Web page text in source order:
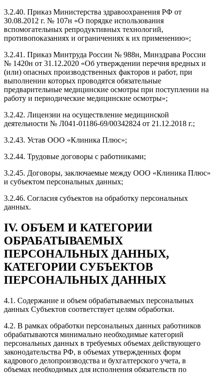
3.2.40. Приказ Министерства здравоохранения РФ от
30.08.2012 г. № 107н «О порядке использования
вспомогательных репродуктивных технологий,
противопоказаниях и ограничениях к их применению»;
3.2.41. Приказ Минтруда России № 988н, Минздрава России
№ 1420н от 31.12.2020 «Об утверждении перечня вредных и
(или) опасных производственных факторов и работ, при
выполнении которых проводятся обязательные
предварительные медицинские осмотры при поступлении на
работу и периодические медицинские осмотры»;
3.2.42. Лицензии на осуществление медицинской
деятельности № Л041-01186-69/00342824 от 21.12.2018 г.;
3.2.43. Устав ООО «Клиника Плюс»;
3.2.44. Трудовые договоры с работниками;
3.2.45. Договоры, заключаемые между ООО «Клиника Плюс»
и субъектом персональных данных;
3.2.46. Согласия субъектов на обработку персональных
данных.
IV. ОБЪЕМ И КАТЕГОРИИ
ОБРАБАТЫВАЕМЫХ
ПЕРСОНАЛЬНЫХ ДАННЫХ,
КАТЕГОРИИ СУБЪЕКТОВ
ПЕРСОНАЛЬНЫХ ДАННЫХ
4.1. Содержание и объем обрабатываемых персональных
данных Субъектов соответствует целям обработки.
4.2. В рамках обработки персональных данных работников
обрабатываются минимально необходимые категорий
персональных данных в требуемых объемах действующего
законодательства РФ, в объемах утвержденных форм
кадрового делопроизводства и бухгалтерского учета, в
объемах необходимых для исполнения обязательств по